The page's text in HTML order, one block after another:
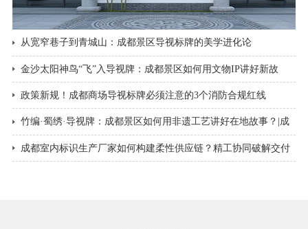
从宽窄巷子到青城山：成都景区导视标牌的美学进化论
金沙太阳神鸟“飞”入导视牌：成都景区如何用文物IP讲好新故
事？|成都景区导视标牌
政策新规！成都商场导视标牌必须注意的3个消防合规红线
竹编·蜀绣·导视牌：成都景区如何用非遗工艺讲好在地故事？|成
都景区导视标牌​
成都室内标识生产厂家如何构建柔性供应链？精工协同破解交付